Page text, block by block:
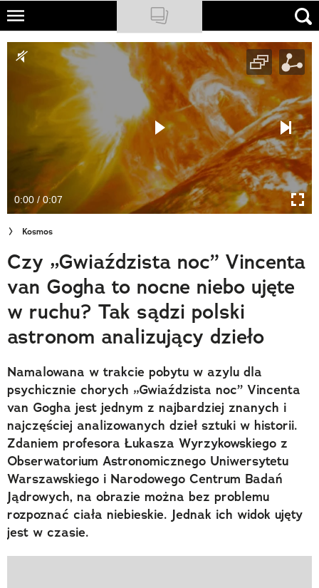
Skip
main
NATIONAL GEOGRAPHIC
PODCASTY
Cuda Polski
Wielki Konkurs Fotograficzny
Trendbook Podróżniczy
Polecane
0:00 / 0:07
Kosmos
Czy „Gwiaździsta noc” Vincenta
van Gogha to nocne niebo ujęte
w ruchu? Tak sądzi polski
astronom analizujący dzieło
Namalowana w trakcie pobytu w azylu dla
psychicznie chorych „Gwiaździsta noc” Vincenta
van Gogha jest jednym z najbardziej znanych i
najczęściej analizowanych dzieł sztuki w historii.
Zdaniem profesora Łukasza Wyrzykowskiego z
Obserwatorium Astronomicznego Uniwersytetu
Warszawskiego i Narodowego Centrum Badań
Jądrowych, na obrazie można bez problemu
rozpoznać ciała niebieskie. Jednak ich widok ujęty
jest w czasie.